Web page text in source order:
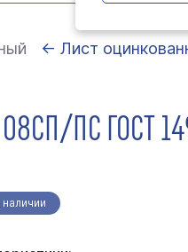
← Лист
ПС ГОСТ
наличии